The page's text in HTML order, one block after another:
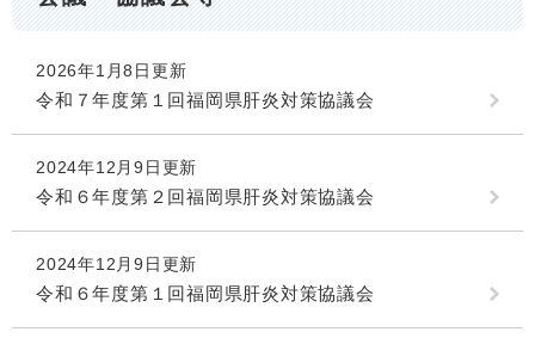
2026年1月8日更新
令和７年度第１回福岡県肝炎対策協議会
2024年12月9日更新
令和６年度第２回福岡県肝炎対策協議会
2024年12月9日更新
令和６年度第１回福岡県肝炎対策協議会